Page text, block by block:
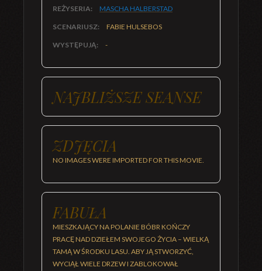
REŻYSERIA: MASCHA HALBERSTAD
SCENARIUSZ: FABIE HULSEBOS
WYSTĘPUJĄ: -
NAJBLIŻSZE SEANSE
ZDJĘCIA
NO IMAGES WERE IMPORTED FOR THIS MOVIE.
FABUŁA
MIESZKAJĄCY NA POLANIE BÓBR KOŃCZY
PRACĘ NAD DZIEŁEM SWOJEGO ŻYCIA – WIELKĄ
TAMĄ W ŚRODKU LASU. ABY JĄ STWORZYĆ,
WYCIĄŁ WIELE DRZEW I ZABLOKOWAŁ